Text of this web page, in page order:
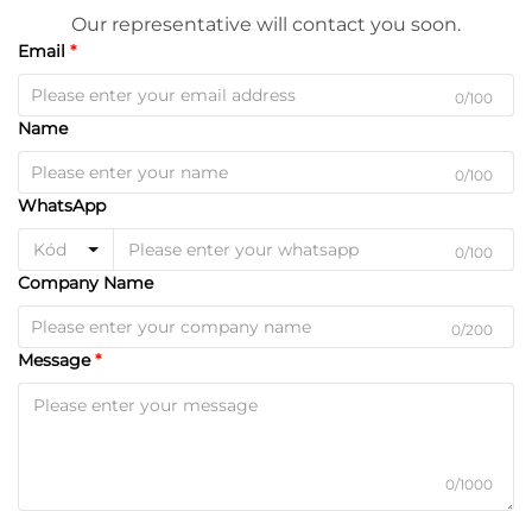
Our representative will contact you soon.
Email
0/100
Name
0/100
WhatsApp
Kód 0/100
Company Name
0/200
Message
0/1000